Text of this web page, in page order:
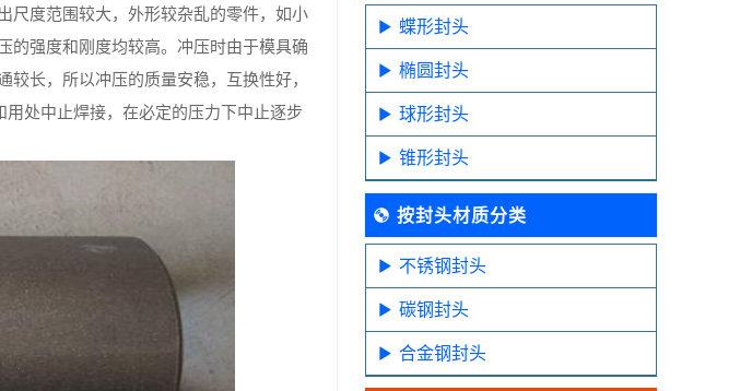
尺度范围较大，外形较杂乱的零件，如小
的强度和刚度均较高。冲压时由于模具确
长，所以冲压的质量安稳，互换性好，
处中止焊接，在必定的压力下中止逐步
蝶形封头
椭圆封头
球形封头
锥形封头
按封头材质分类
不锈钢封头
碳钢封头
合金钢封头